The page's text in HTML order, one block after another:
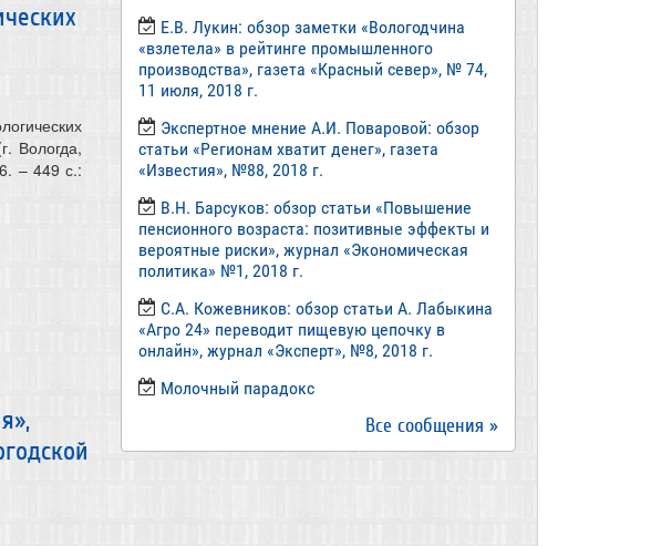
Вологда,
– 449 с.:
Е.В. Лукин: обзор заметки «Вологодчина
«взлетела» в рейтинге промышленного
производства», газета «Красный север», № 74,
11 июля, 2018 г.
Экспертное мнение А.И. Поваровой: обзор
статьи «Регионам хватит денег», газета
«Известия», №88, 2018 г.
В.Н. Барсуков: обзор статьи «Повышение
пенсионного возраста: позитивные эффекты и
вероятные риски», журнал «Экономическая
политика» №1, 2018 г.
С.А. Кожевников: обзор статьи А. Лабыкина
«Агро 24» переводит пищевую цепочку в
онлайн», журнал «Эксперт», №8, 2018 г.
Молочный парадокс
Все сообщения »